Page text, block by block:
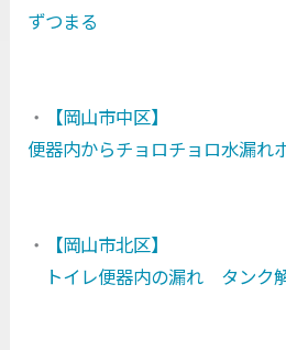
ずつまる
・
【岡山市中区】
便器内からチョロチョロ水漏れ
・
【岡山市北区】
トイレ便器内の漏れ タンク